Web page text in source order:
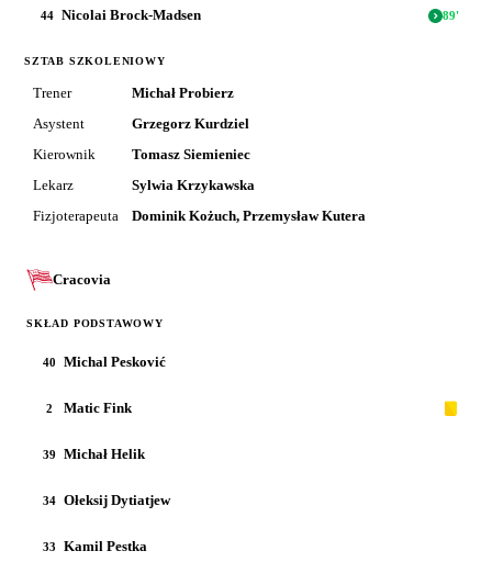
44 Nicolai Brock-Madsen 89'
SZTAB SZKOLENIOWY
Trener
Michał Probierz
Asystent
Grzegorz Kurdziel
Kierownik
Tomasz Siemieniec
Lekarz
Sylwia Krzykawska
Fizjoterapeuta
Dominik Kożuch, Przemysław Kutera
Cracovia
SKŁAD PODSTAWOWY
40 Michal Pesković
2 Matic Fink
39 Michał Helik
34 Ołeksij Dytiatjew
33 Kamil Pestka